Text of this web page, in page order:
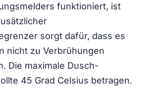
funktioniert, ist
sorgt dafür, dass es
nicht zu Verbrühungen
Die maximale Dusch-
45 Grad Celsius betragen.